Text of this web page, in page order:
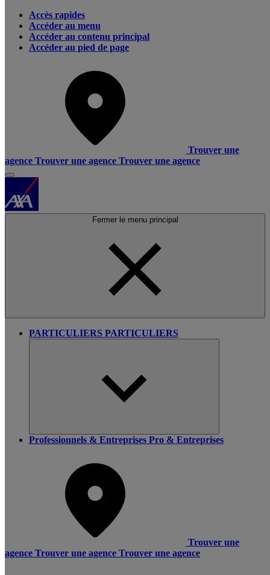
Accès rapides
Accéder au menu
Accéder au contenu principal
Accéder au pied de page
Trouver une
agence Trouver une agence Trouver une agence
Fermer le menu principal
PARTICULIERS PARTICULIERS
Professionnels & Entreprises Pro & Entreprises
Trouver une
agence Trouver une agence Trouver une agence